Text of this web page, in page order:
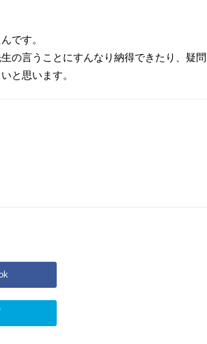
です。
の言うことにすんなり納得できたり、疑問
と思います。